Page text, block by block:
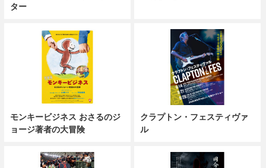
ター
モンキービジネス おさるのジ
ョージ著者の大冒険
クラプトン・フェスティヴァ
ル